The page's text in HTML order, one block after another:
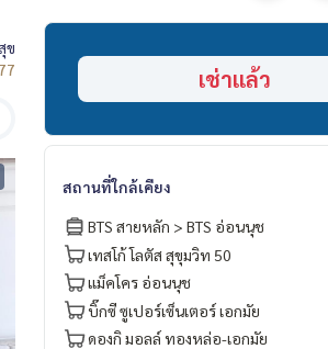
ข
เช่าแล้ว
สถานที่ใกล้เคียง
BTS สายหลัก > BTS อ่อนนุช
เทสโก้ โลตัส สุขุมวิท 50
แม็คโคร อ่อนนุช
บิ๊กซี ซูเปอร์เซ็นเตอร์ เอกมัย
ดองกิ มอลล์ ทองหล่อ-เอกมัย